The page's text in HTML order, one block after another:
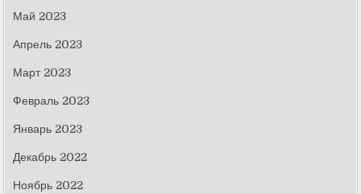
Май 2023
Апрель 2023
Март 2023
Февраль 2023
Январь 2023
Декабрь 2022
Ноябрь 2022